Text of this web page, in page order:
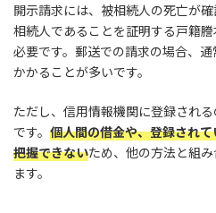
開示請求には、被相続人の死亡が
相続人であることを証明する戸籍
必要です。郵送での請求の場合、
かかることが多いです。
ただし、信用情報機関に登録され
です。 個人間の借金や、登録され
把握できないため、他の方法と組
ます。